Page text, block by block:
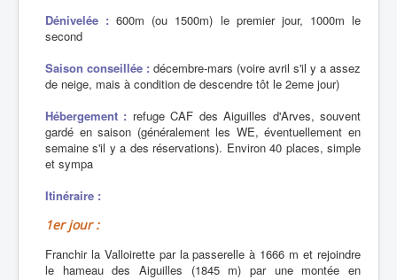
Dénivelée :600m (ou 1500m) le premier jour, 1000m le
second
Saison conseillée : décembre-mars (voire avril s'il y a assez
de neige, mais à condition de descendre tôt le 2eme jour)
Hébergement : refuge CAF des Aiguilles d'Arves, souvent
gardé en saison (généralement les WE, éventuellement en
semaine s'il y a des réservations). Environ 40 places, simple
et sympa
Itinéraire :
1er jour :
Franchir la Valloirette par la passerelle à 1666 m et rejoindre
le hameau des Aiguilles (1845 m) par une montée en